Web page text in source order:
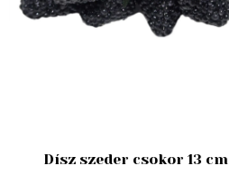
Dísz szeder csokor 13 cm